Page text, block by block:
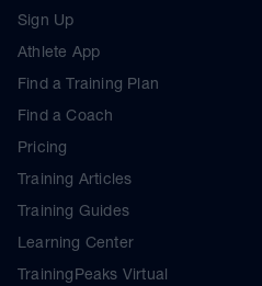
Sign Up
Athlete App
Find a Training Plan
Find a Coach
Pricing
Training Articles
Training Guides
Learning Center
TrainingPeaks Virtual